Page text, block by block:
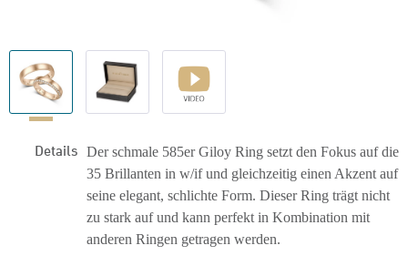
Details Der schmale 585er Giloy Ring setzt den Fokus auf die
35 Brillanten in w/if und gleichzeitig einen Akzent auf
seine elegant, schlichte Form. Dieser Ring trägt nicht
zu stark auf und kann perfekt in Kombination mit
anderen Ringen getragen werden.